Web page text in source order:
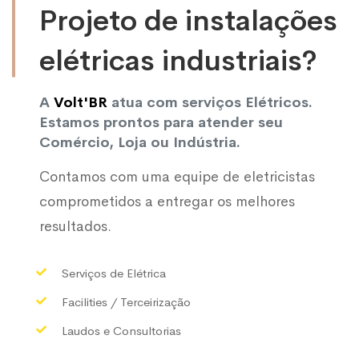
Projeto de instalações
elétricas industriais?
A Volt'BR atua com serviços Elétricos.
Estamos prontos para atender seu
Comércio, Loja ou Indústria.
Contamos com uma equipe de eletricistas
comprometidos a entregar os melhores
resultados.
Serviços de Elétrica
Facilities / Terceirização
Laudos e Consultorias